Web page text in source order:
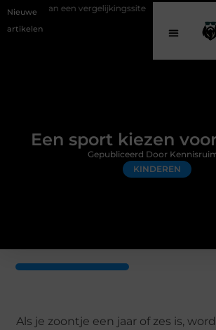
Nieuwe
artikelen
vergelijkingssite Schenking aan een goed
Een sport kiezen
KINDEREN
Gepubliceerd Door
Als je zoontje een jaar of zes is,